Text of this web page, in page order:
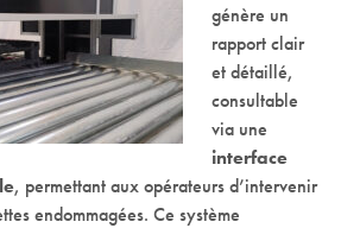
génère un
rapport clair
et détaillé,
consultable
via une
interface
, permettant aux opérateurs d’intervenir
endommagées. Ce système